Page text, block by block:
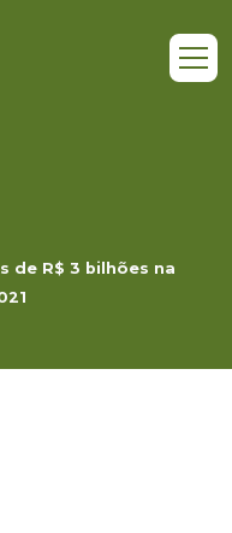
de R$ 3 bilhões na